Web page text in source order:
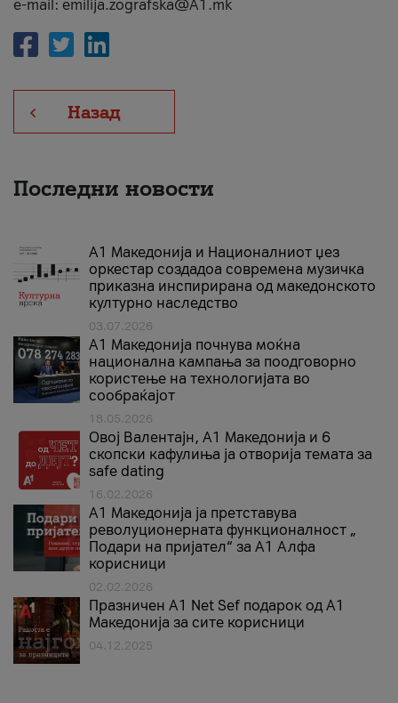
e-mail: emilija.zografska@A1.mk
Назад
Последни новости
А1 Македонија и Националниот џез
оркестар создадоа современа музичка
приказна инспирирана од македонското
културно наследство
03.07.2026
A1 Македонија почнува моќна
национална кампања за поодговорно
користење на технологијата во
сообраќајот
18.05.2026
Овој Валентајн, A1 Македонија и 6
скопски кафулиња ја отворија темата за
safe dating
16.02.2026
А1 Македонија ја претставува
револуционерната функционалност „
Подари на пријател“ за А1 Алфа
корисници
02.02.2026
Празничен A1 Net Sеf подарок од А1
Македонија за сите корисници
04.12.2025